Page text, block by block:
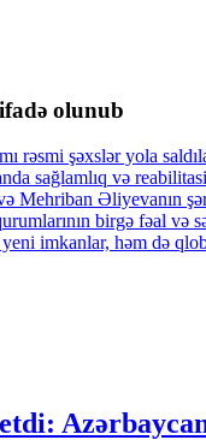
olunub
rəsmi şəxslər yola
sağlamlıq və
Mehriban Əliyevanın
birgə fəal və
imkanlar, həm də
etdi: